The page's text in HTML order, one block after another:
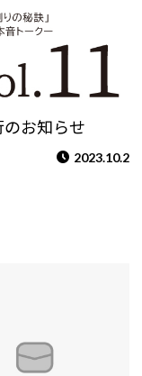
のお知らせ
2023.10.2